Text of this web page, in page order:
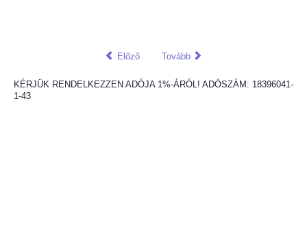
Előző Tovább
KÉRJÜK RENDELKEZZEN ADÓJA 1%-ÁRÓL! ADÓSZÁM: 18396041-
1-43